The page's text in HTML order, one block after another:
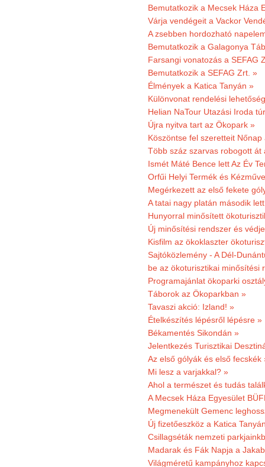
Bemutatkozik a Mecsek Háza
Várja vendégeit a Vackor
A zsebben hordozható
Bemutatkozik a Galagonya
Farsangi vonatozás a SEFAG
Bemutatkozik a SEFAG Zrt. »
Élmények a Katica Tanyán »
Különvonat rendelési
Helian NaTour Utazási Iroda
Újra nyitva tart az Ökopark »
Köszöntse fel szeretteit
Több száz szarvas robogott át
Ismét Máté Bence lett Az Év
Orfűi Helyi Termék és
Megérkezett az első fekete
A tatai nagy platán második
Hunyorral minősített
Új minősítési rendszer és
Kisfilm az ökoklaszter
Sajtóközlemény - A Dél-
be az ökoturisztikai minősítési
Programajánlat ökoparki
Táborok az Ökoparkban »
Tavaszi akció: Izland! »
Ételkészítés lépésről lépésre »
Békamentés Sikondán »
Jelentkezés Turisztikai
Az első gólyák és első fecskék
Mi lesz a varjakkal? »
Ahol a természet és tudás
A Mecsek Háza Egyesület
Megmenekült Gemenc
Új fizetőeszköz a Katica
Csillagséták nemzeti
Madarak és Fák Napja a
Világméretű kampányhoz